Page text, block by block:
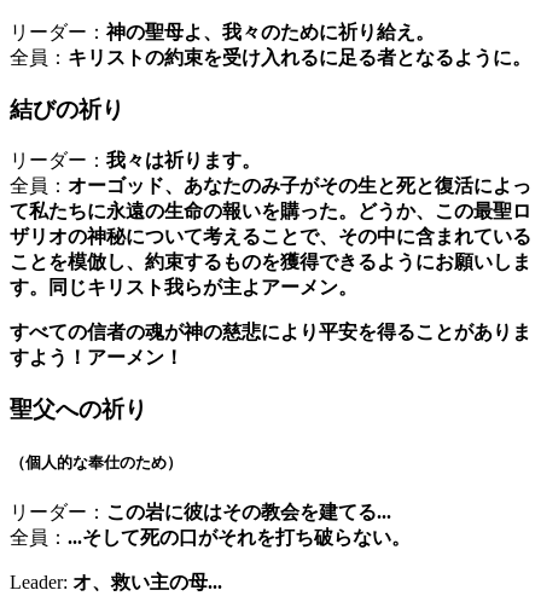
リーダー：神の聖母よ、我々のために祈り給え。
全員： キリストの約束を受け入れるに足る者となるように。
結びの祈り
リーダー： 我々は祈ります。
全員： オーゴッド、あなたのみ子がその生と死と復活によっ
て私たちに永遠の生命の報いを購った。どうか、この最聖ロ
ザリオの神秘について考えることで、その中に含まれている
ことを模倣し、約束するものを獲得できるようにお願いしま
す。同じキリスト我らが主よアーメン。
すべての信者の魂が神の慈悲により平安を得ることがありま
すよう！アーメン！
聖父への祈り
（個人的な奉仕のため）
リーダー： この岩に彼はその教会を建てる...
全員： ...そして死の口がそれを打ち破らない。
Leader: オ、救い主の母...